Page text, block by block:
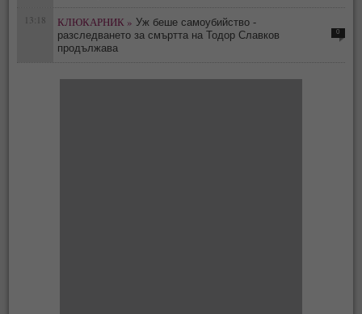
13:18 КЛЮКАРНИК » Уж беше самоубийство -
разследването за смъртта на Тодор Славков
продължава
0